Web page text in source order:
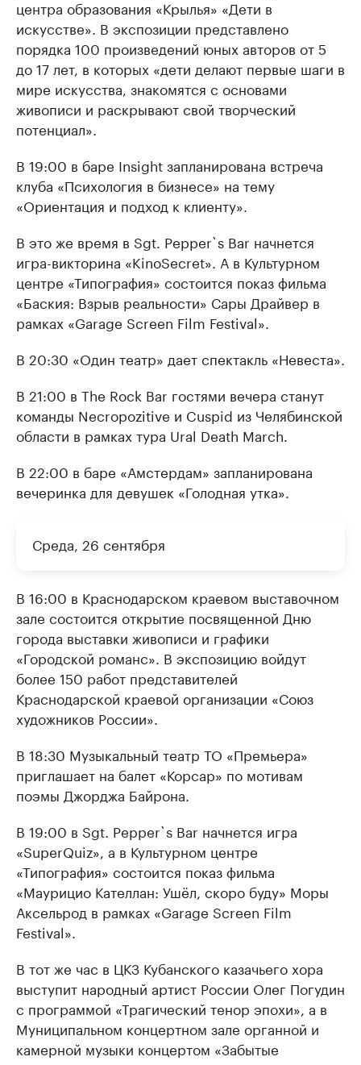
центра образования «Крылья» «Дети в
искусстве». В экспозиции представлено
порядка 100 произведений юных авторов от 5
до 17 лет, в которых «дети делают первые шаги в
мире искусства, знакомятся с основами
живописи и раскрывают свой творческий
потенциал».
В 19:00 в баре Insight запланирована встреча
клуба «Психология в бизнесе» на тему
«Ориентация и подход к клиенту».
В это же время в Sgt. Pepper`s Bar начнется
игра-викторина «KinoSecret». А в Культурном
центре «Типография» состоится показ фильма
«Баския: Взрыв реальности» Сары Драйвер в
рамках «Garage Screen Film Festival».
В 20:30 «Один театр» дает спектакль «Невеста».
В 21:00 в The Rock Bar гостями вечера станут
команды Necropozitive и Cuspid из Челябинской
области в рамках тура Ural Death March.
В 22:00 в баре «Амстердам» запланирована
вечеринка для девушек «Голодная утка».
Среда, 26 сентября
В 16:00 в Краснодарском краевом выставочном
зале состоится открытие посвященной Дню
города выставки живописи и графики
«Городской романс». В экспозицию войдут
более 150 работ представителей
Краснодарской краевой организации «Союз
художников России».
В 18:30 Музыкальный театр ТО «Премьера»
приглашает на балет «Корсар» по мотивам
поэмы Джорджа Байрона.
В 19:00 в Sgt. Pepper`s Bar начнется игра
«SuperQuiz», а в Культурном центре
«Типография» состоится показ фильма
«Маурицио Кателлан: Ушёл, скоро буду» Моры
Аксельрод в рамках «Garage Screen Film
Festival».
В тот же час в ЦКЗ Кубанского казачьего хора
выступит народный артист России Олег Погудин
с программой «Трагический тенор эпохи», а в
Муниципальном концертном зале органной и
камерной музыки концертом «Забытые